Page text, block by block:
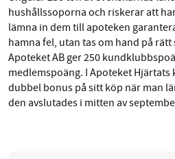
hushållssoporna och riskerar att
lämna in dem till apoteken
hamna fel, utan tas om hand på rätt
Apoteket AB ger 250
medlemspoäng. I Apoteket
dubbel bonus på sitt köp när man
den avslutades i mitten av